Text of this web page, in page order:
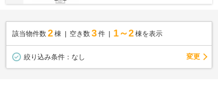
該当物件数 2棟 空き数 3 件 1～2 棟を表示
絞り込み条件： なし 変更